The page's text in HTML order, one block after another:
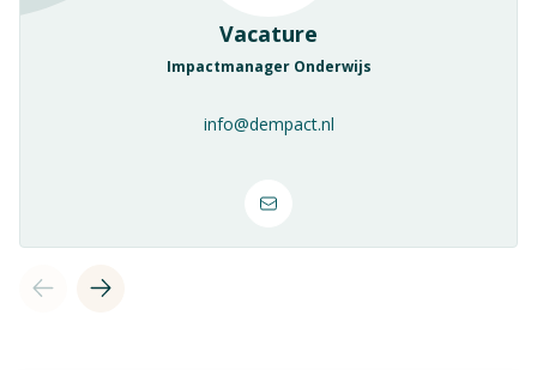
Vacature
Impactmanager Onderwijs
info@dempact.nl